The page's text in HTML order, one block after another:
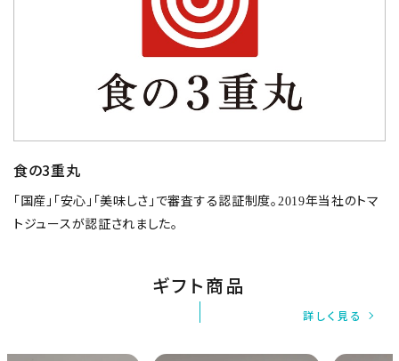
⾷の3重丸
「国産」「安⼼」「美味しさ」で審査する認証制度。 2019年当社のトマ
トジュースが認証されました。
ギフト商品
詳しく見る